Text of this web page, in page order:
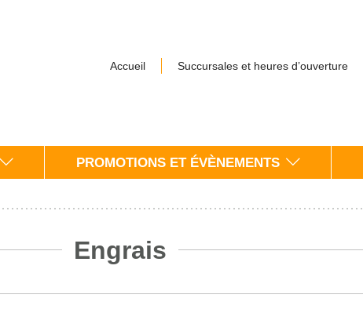
Accueil Succursales et heures d’ouverture
PROMOTIONS ET ÉVÈNEMENTS
Engrais